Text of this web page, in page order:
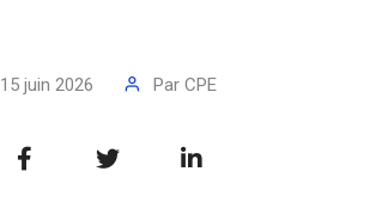
15 juin 2026 Par CPE